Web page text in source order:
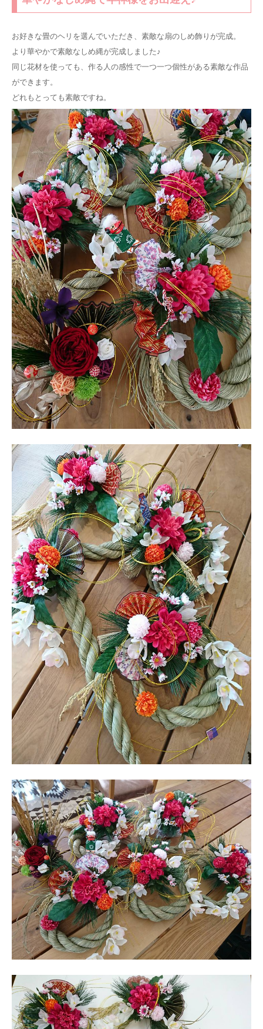
お好きな畳のヘリを選んでいただき、素敵な扇のしめ飾りが完成。
より華やかで素敵なしめ縄が完成しました♪
同じ花材を使っても、作る人の感性で一つ一つ個性がある素敵な作品
ができます。
どれもとっても素敵ですね。